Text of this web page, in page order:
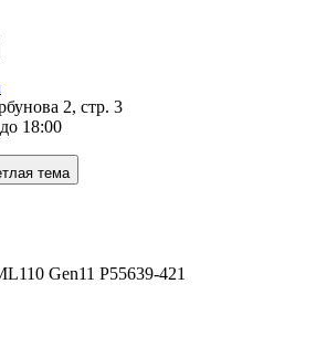
2, стр. 3
18:00
тема
Gen11 P55639-421